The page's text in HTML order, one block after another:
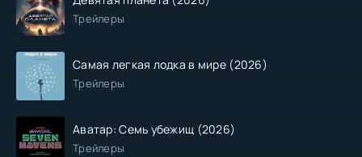
Трейлеры
Самая легкая лодка в мире (2026)
Трейлеры
Аватар: Семь убежищ (2026)
Трейлеры